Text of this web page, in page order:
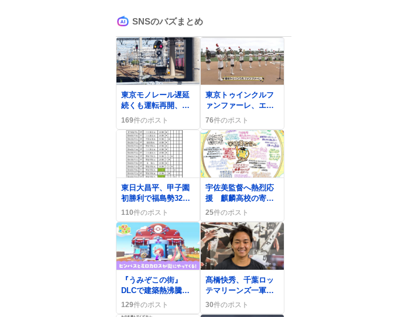
SNSのバズまとめ
東京モノレール遅延
続くも運転再開、利
用者は「やっと動い
た」や「時間ロスが
大きい」感想
169件のポスト
東京トゥインクルフ
ァンファーレ、エル
ムステークスで音外
しが話題に
76件のポスト
東日大昌平、甲子園
初勝利で福島勢32年
ぶりの快挙に歓喜の
声「ありがとう」
110件のポスト
宇佐美監督へ熱烈応
援 麒麟高校の寄せ
書きが感動の嵐を呼
びファンが涙
25件のポスト
『うみぞこの街』
DLCで建築熱沸騰、
みんな「かわいいの
落ちてました」や
129件のポスト
髙橋快秀、千葉ロッ
テマリーンズ一軍昇
格でファン歓喜「お
めでとう」
30件のポスト